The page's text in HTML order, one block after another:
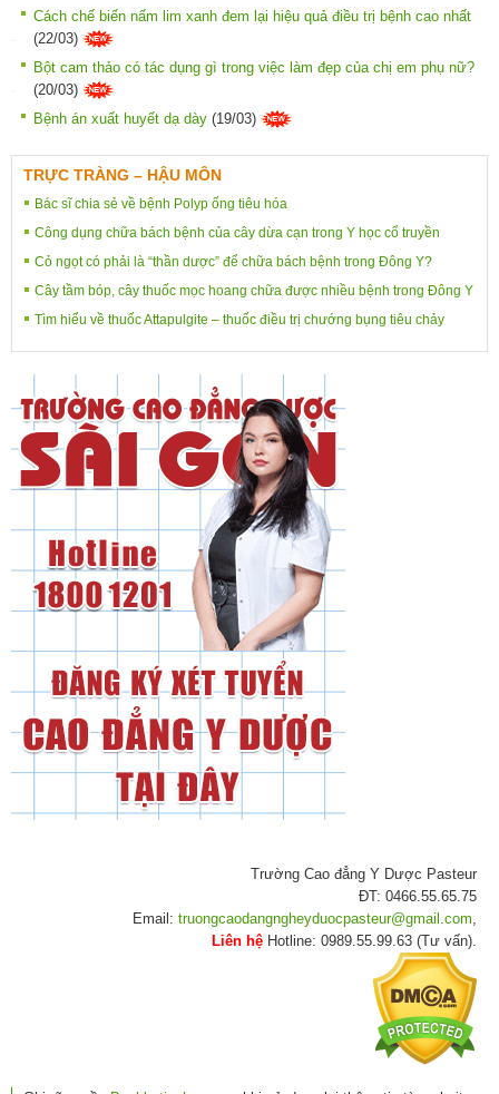
Cách chế biến nấm lim xanh đem lại hiệu quả điều trị bệnh cao nhất
(22/03)
Bột cam thảo có tác dụng gì trong việc làm đẹp của chị em phụ nữ?
(20/03)
Bệnh án xuất huyết dạ dày (19/03)
TRỰC TRÀNG – HẬU MÔN
Bác sĩ chia sẻ về bệnh Polyp ống tiêu hóa
Công dụng chữa bách bệnh của cây dừa cạn trong Y học cổ truyền
Cỏ ngọt có phải là “thần dược” để chữa bách bệnh trong Đông Y?
Cây tầm bóp, cây thuốc mọc hoang chữa được nhiều bệnh trong Đông Y
Tìm hiểu về thuốc Attapulgite – thuốc điều trị chướng bụng tiêu chảy
Trường Cao đẳng Y Dược Pasteur
ĐT: 0466.55.65.75
Email: truongcaodangngheyduocpasteur@gmail.com
Liên hệ Hotline: 0989.55.99.63 (Tư vấn).